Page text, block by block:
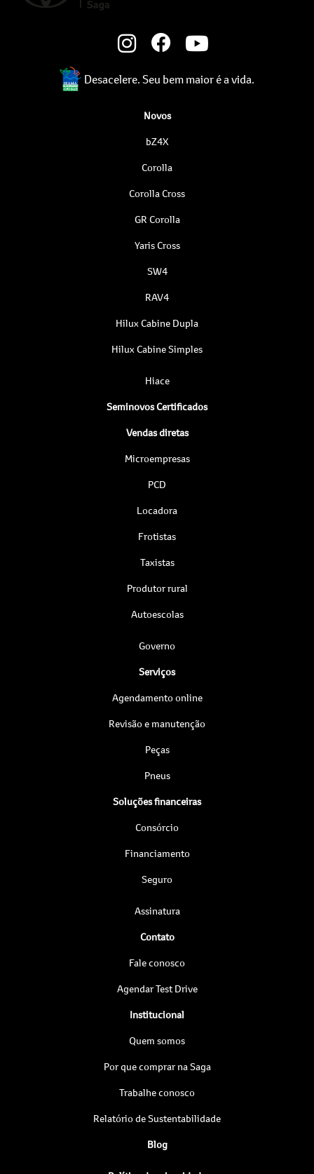
Desacelere. Seu bem maior é a vida.
Novos
bZ4X
Corolla
Corolla Cross
GR Corolla
Yaris Cross
SW4
RAV4
Hilux Cabine Dupla
Hilux Cabine Simples
Hiace
Seminovos Certificados
Vendas diretas
Microempresas
PCD
Locadora
Frotistas
Taxistas
Produtor rural
Autoescolas
Governo
Serviços
Agendamento online
Revisão e manutenção
Peças
Pneus
Soluções financeiras
Consórcio
Financiamento
Seguro
Assinatura
Contato
Fale conosco
Agendar Test Drive
Institucional
Quem somos
Por que comprar na Saga
Trabalhe conosco
Relatório de Sustentabilidade
Blog